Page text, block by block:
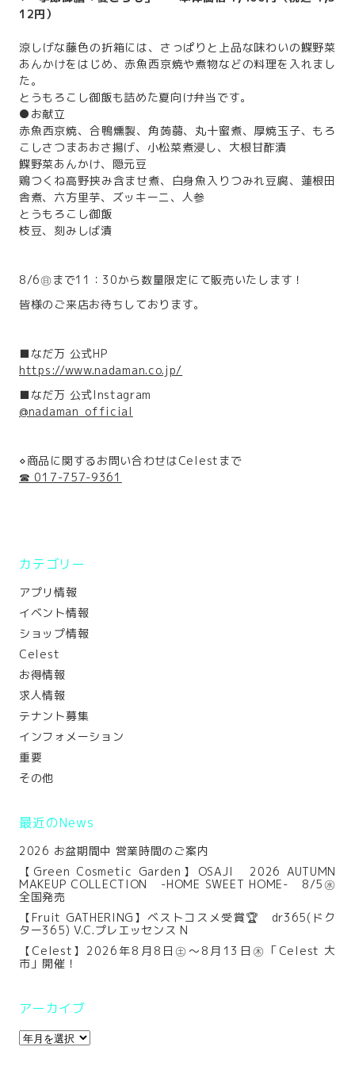
12円）
涼しげな藤色の折箱には、さっぱりと上品な味わいの鰈野菜
あんかけをはじめ、赤魚西京焼や煮物などの料理を入れまし
た。
とうもろこし御飯も詰めた夏向け弁当です。
●お献立
赤魚西京焼、合鴨燻製、角蒟蒻、丸十蜜煮、厚焼玉子、もろ
こしさつまあおさ揚げ、小松菜煮浸し、大根甘酢漬
鰈野菜あんかけ、隠元豆
鶏つくね高野挟み含ませ煮、白身魚入りつみれ豆腐、蓮根田
舎煮、六方里芋、ズッキーニ、人参
とうもろこし御飯
枝豆、刻みしば漬
8/6㊐まで11：30から数量限定にて販売いたします！
皆様のご来店お待ちしております。
■なだ万 公式HP
https://www.nadaman.co.jp/
■なだ万 公式Instagram
@nadaman_official
⋄商品に関するお問い合わせはCelestまで
☎ 017-757-9361
カテゴリー
アプリ情報
イベント情報
ショップ情報
Celest
お得情報
求人情報
テナント募集
インフォメーション
重要
その他
最近のNews
2026 お盆期間中 営業時間のご案内
【Green Cosmetic Garden】OSAJI 2026 AUTUMN
MAKEUP COLLECTION -HOME SWEET HOME- 8/5㊌
全国発売
【Fruit GATHERING】ベストコスメ受賞🏆 dr365(ドク
ター365) V.C.プレエッセンス N
【Celest】2026年8月8日㊏～8月13日㊍「Celest 大
市」開催！
アーカイブ